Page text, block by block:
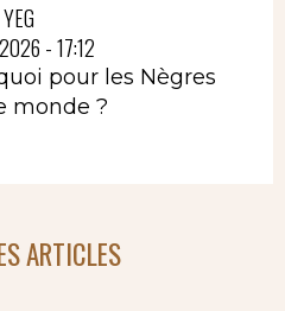
YEG
- 17:12
pour les Nègres
monde ?
ARTICLES